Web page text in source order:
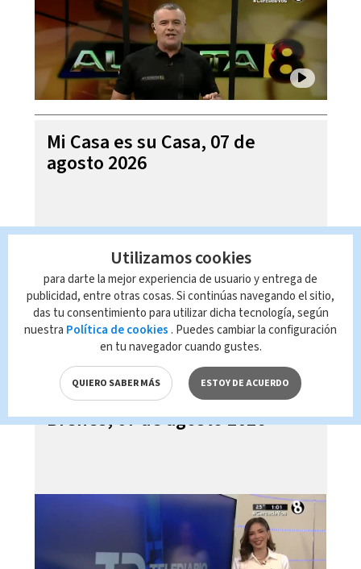
Mi Casa es su Casa, 07 de
agosto 2026
Telediario En Directo con Paula
Brenes, 07 de agosto 2026
Utilizamos cookies
para darte la mejor experiencia de usuario y entrega de
publicidad, entre otras cosas. Si continúas navegando el sitio,
das tu consentimiento para utilizar dicha tecnología, según
nuestra Política de cookies . Puedes cambiar la configuración
en tu navegador cuando gustes.
QUIERO SABER MÁS ESTOY DE ACUERDO